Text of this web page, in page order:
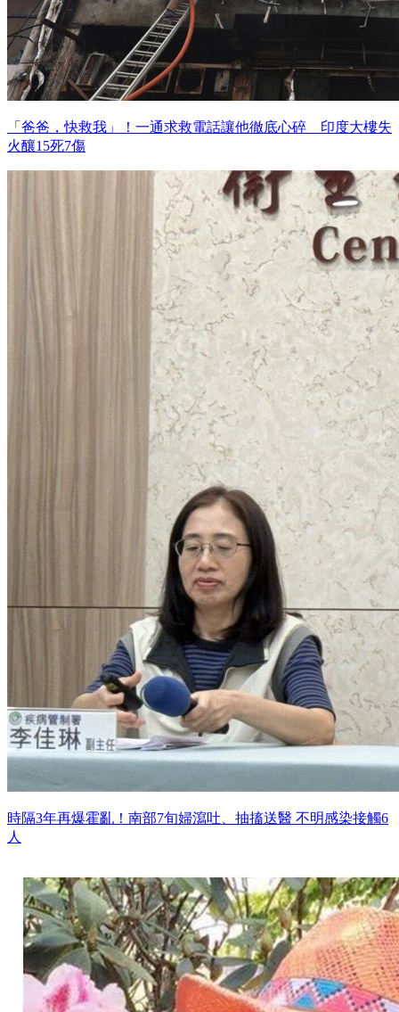
「爸爸，快救我」！一通求救電話讓他徹底心碎 印度大樓失
火釀15死7傷
時隔3年再爆霍亂！南部7旬婦瀉吐、抽搐送醫 不明感染接觸6
人